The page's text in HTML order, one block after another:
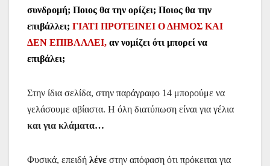
συνδρομή; Ποιος θα την ορίζει; Ποιος θα την
επιβάλλει; ΓΙΑΤΙ ΠΡΟΤΕΙΝΕΙ Ο ΔΗΜΟΣ ΚΑΙ
ΔΕΝ ΕΠΙΒΑΛΛΕΙ, αν νομίζει ότι μπορεί να
επιβάλει;
Στην ίδια σελίδα, στην παράγραφο 14 μπορούμε να
γελάσουμε αβίαστα. Η όλη διατύπωση είναι για γέλια
και για κλάματα…
Φυσικά, επειδή λένε στην απόφαση ότι πρόκειται για